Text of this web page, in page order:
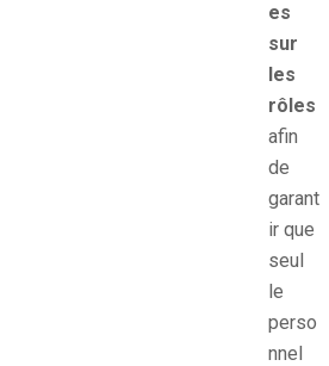
es
sur
les
rôles
afin
de
garant
ir que
seul
le
perso
nnel